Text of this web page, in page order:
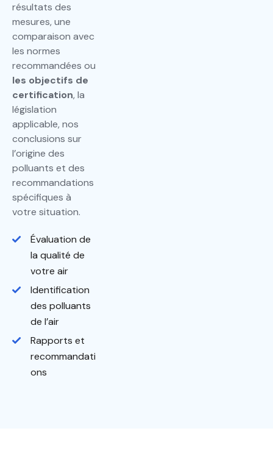
résultats des
mesures, une
comparaison avec
les normes
recommandées ou
les objectifs de
certification, la
législation
applicable, nos
conclusions sur
l’origine des
polluants et des
recommandations
spécifiques à
votre situation.
Évaluation de
la qualité de
votre air
Identification
des polluants
de l’air
Rapports et
recommandati
ons